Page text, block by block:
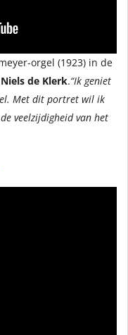
orgel (1923) in de
Niels de Klerk.“Ik geniet
Met dit portret wil ik
veelzijdigheid van het